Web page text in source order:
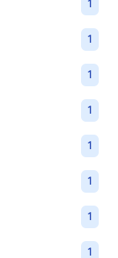
1
1
1
1
1
1
1
1